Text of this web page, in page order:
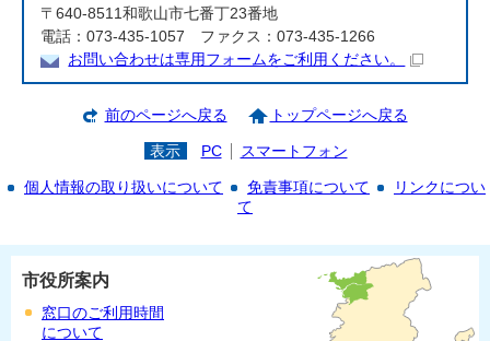
〒640-8511和歌山市七番丁23番地
電話：073-435-1057 ファクス：073-435-1266
お問い合わせは専用フォームをご利用ください。
前のページへ戻る トップページへ戻る
表示 PC スマートフォン
個人情報の取り扱いについて 免責事項について
リンクについ
て
市役所案内
窓口のご利用時間
について